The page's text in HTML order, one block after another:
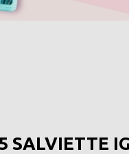
SALVIETTE